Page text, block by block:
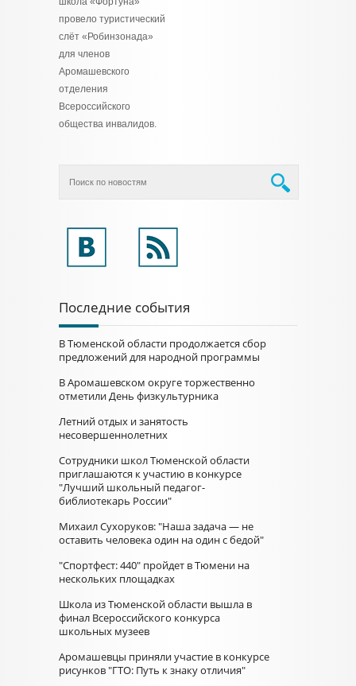
провело туристический
слёт «Робинзонада»
для членов
Аромашевского
отделения
Всероссийского
общества инвалидов.
Последние события
В Тюменской области продолжается сбор
предложений для народной программы
В Аромашевском округе торжественно
отметили День физкультурника
Летний отдых и занятость
несовершеннолетних
Сотрудники школ Тюменской области
приглашаются к участию в конкурсе
"Лучший школьный педагог-
библиотекарь России"
Михаил Сухоруков: "Наша задача — не
оставить человека один на один с бедой"
"Спортфест: 440" пройдет в Тюмени на
нескольких площадках
Школа из Тюменской области вышла в
финал Всероссийского конкурса
школьных музеев
Аромашевцы приняли участие в конкурсе
рисунков "ГТО: Путь к знаку отличия"